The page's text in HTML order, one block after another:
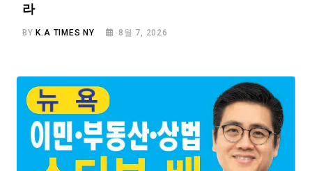
라
BYK.A TIMES NY 8월 7, 2026